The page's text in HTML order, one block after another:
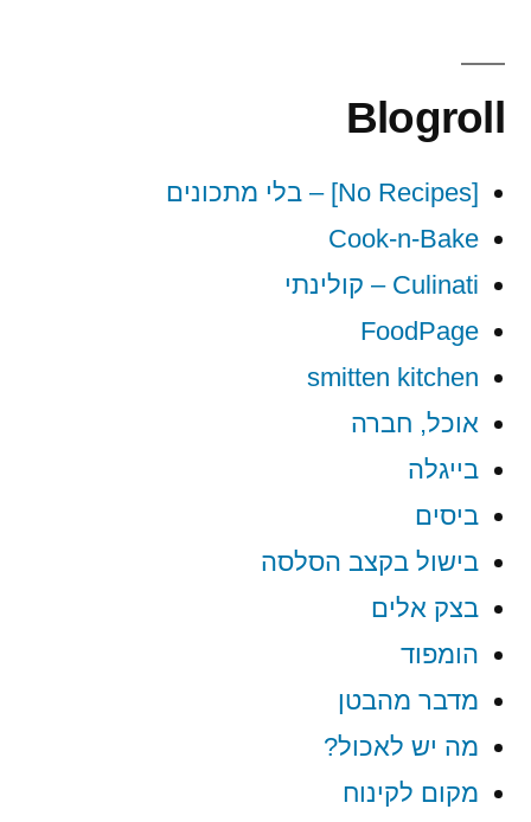
Blogroll
[No Recipes] – בלי מתכונים
Cook-n-Bake
Culinati – קולינתי
FoodPage
smitten kitchen
אוכל, חברה
בייגלה
ביסים
בישול בקצב הסלסה
בצק אלים
הומפוד
מדבר מהבטן
מה יש לאכול?
מקום לקינוח